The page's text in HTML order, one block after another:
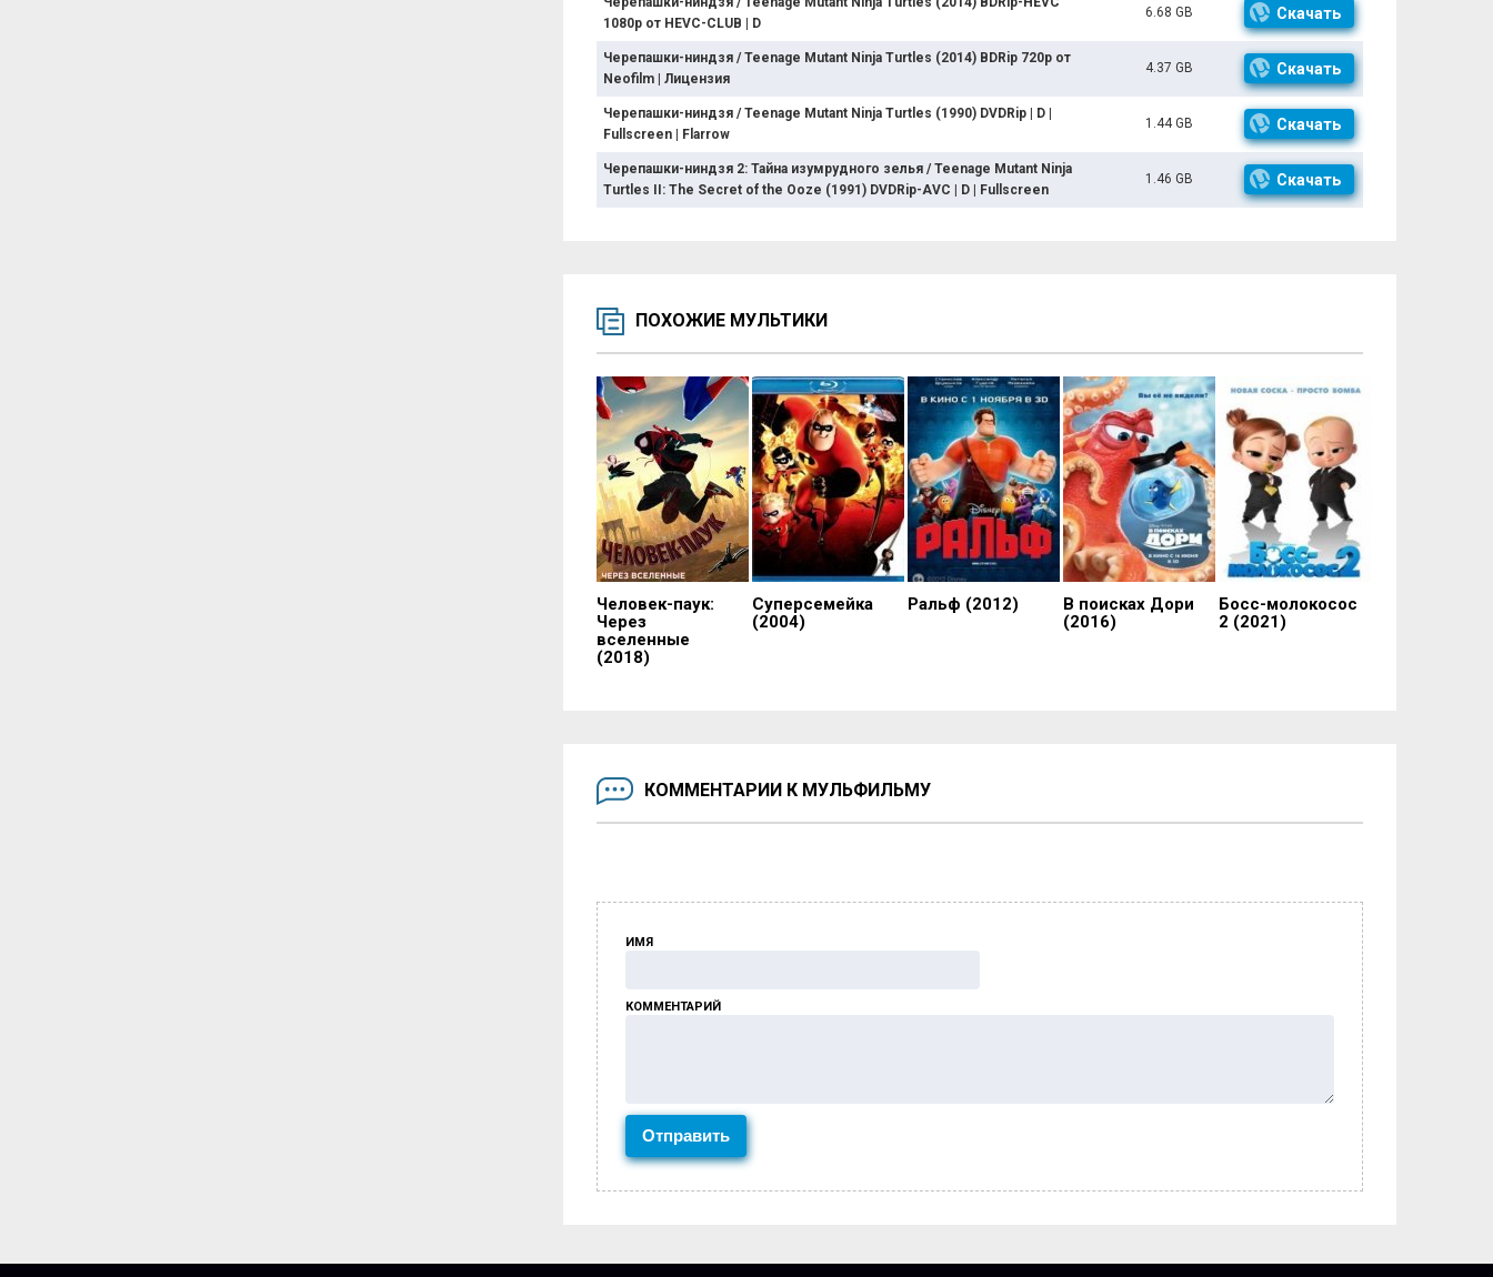
1080p от HEVC-CLUB | D
6.68 GB Скачать
Черепашки-ниндзя / Teenage Mutant Ninja Turtles (2014) BDRip 720p от
Neofilm | Лицензия
4.37 GB Скачать
Черепашки-ниндзя / Teenage Mutant Ninja Turtles (1990) DVDRip | D |
Fullscreen | Flarrow
1.44 GB Скачать
Черепашки-ниндзя 2: Тайна изумрудного зелья / Teenage Mutant Ninja
Turtles II: The Secret of the Ooze (1991) DVDRip-AVC | D | Fullscreen
1.46 GB Скачать
ПОХОЖИЕ МУЛЬТИКИ
Человек-паук:
Через
вселенные
(2018)
Суперсемейка
(2004)
Ральф (2012)
В поисках Дори
(2016)
Босс-молокосос
2 (2021)
КОММЕНТАРИИ К МУЛЬФИЛЬМУ
ИМЯ
КОММЕНТАРИЙ